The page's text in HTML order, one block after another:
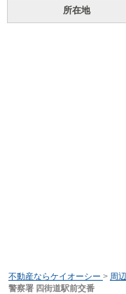
所在地
不動産ならケイオーシー > 周
警察署 四街道駅前交番